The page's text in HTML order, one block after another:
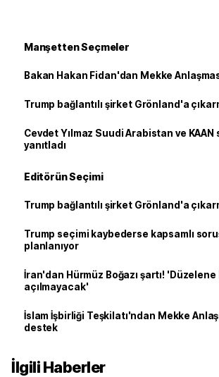
Manşetten Seçmeler
Bakan Hakan Fidan'dan Mekke
Trump bağlantılı şirket Grönland'a
Cevdet Yılmaz Suudi Arabistan ve
yanıtladı
Editörün Seçimi
Trump bağlantılı şirket Grönland'a
Trump seçimi kaybederse kapsamlı
planlanıyor
İran'dan Hürmüz Boğazı şartı!
açılmayacak'
İslam İşbirliği Teşkilatı'ndan Mekke
destek
İlgili Haberler